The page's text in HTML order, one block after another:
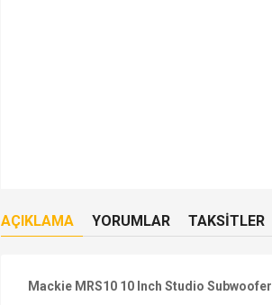
AÇIKLAMA YORUMLAR TAKSITLER
Mackie MRS10 10 Inch Studio Subwoofer